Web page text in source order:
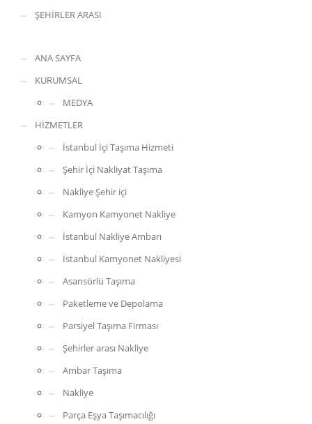
ŞEHİRLER ARASI
ANA SAYFA
KURUMSAL
MEDYA
HİZMETLER
İstanbul İçi Taşıma Hizmeti
Şehir İçi Nakliyat Taşıma
Nakliye Şehir içi
Kamyon Kamyonet Nakliye
İstanbul Nakliye Ambarı
İstanbul Kamyonet Nakliyesi
Asansörlü Taşıma
Paketleme ve Depolama
Parsiyel Taşıma Firması
Şehirler arası Nakliye
Ambar Taşıma
Nakliye
Parça Eşya Taşımacılığı